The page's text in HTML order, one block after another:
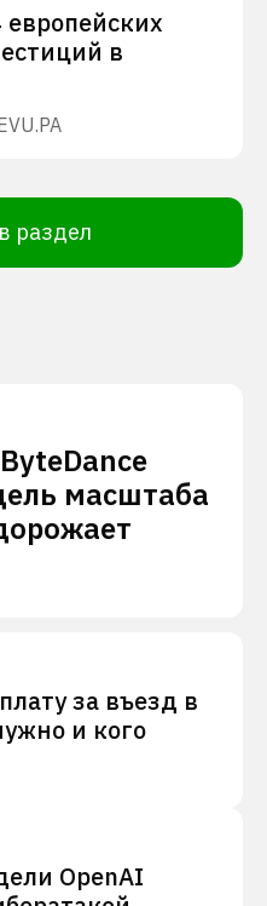
в
VU.PA
раздел
масштаба
за въезд в
и кого
OpenAI